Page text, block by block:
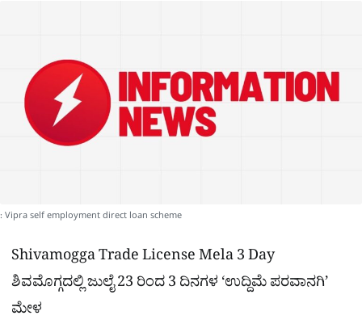
: Vipra self employment direct loan scheme
Shivamogga Trade License Mela 3 Day
ಶಿವಮೊಗ್ಗದಲ್ಲಿ ಜುಲೈ 23 ರಿಂದ 3 ದಿನಗಳ ‘ಉದ್ದಿಮೆ ಪರವಾನಗಿ’
ಮೇಳ